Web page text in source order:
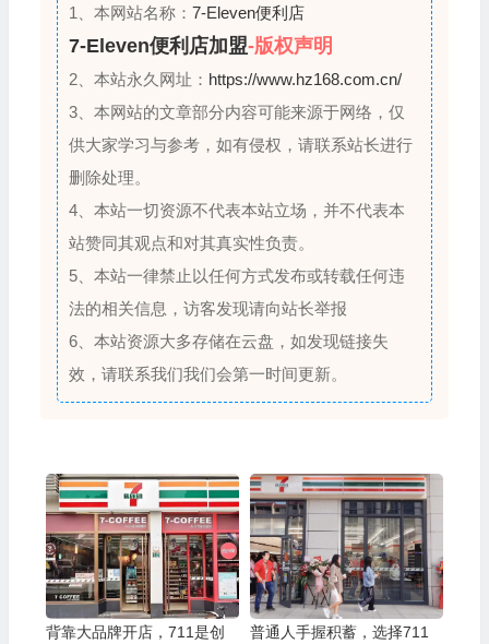
1、本网站名称： 7-Eleven便利店
7-Eleven便利店加盟-版权声明
2、本站永久网址： https://www.hz168.com.cn/
3、本网站的文章部分内容可能来源于网络，仅
供大家学习与参考，如有侵权，请联系站长进行
删除处理。
4、本站一切资源不代表本站立场，并不代表本
站赞同其观点和对其真实性负责。
5、本站一律禁止以任何方式发布或转载任何违
法的相关信息，访客发现请向站长举报
6、本站资源大多存储在云盘，如发现链接失
效，请联系我们我们会第一时间更新。
背靠大品牌开店，711是创
普通人手握积蓄，选择711